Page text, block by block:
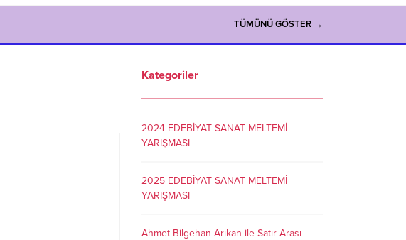
TÜMÜNÜ GÖSTER →
Kategoriler
2024 EDEBİYAT SANAT MELTEMİ
YARIŞMASI
2025 EDEBİYAT SANAT MELTEMİ
YARIŞMASI
Ahmet Bilgehan Arıkan ile Satır Arası